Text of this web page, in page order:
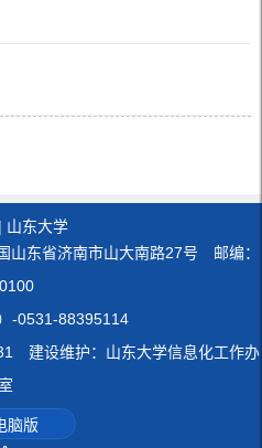
| 山东大学
东省济南市山大南路27号 邮编：
-0531-88395114
建设维护：山东大学信息化工作办
室
脑版